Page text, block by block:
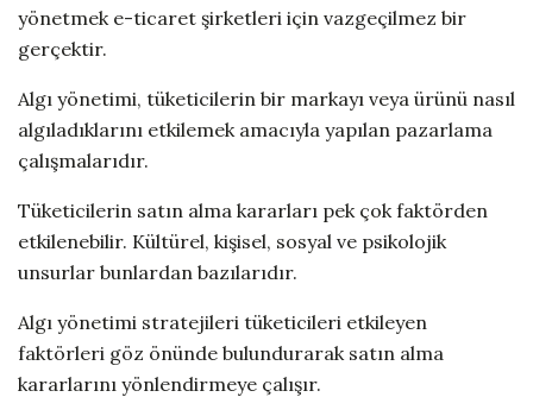
yönetmek e-ticaret şirketleri için vazgeçilmez bir
gerçektir.
Algı yönetimi, tüketicilerin bir markayı veya ürünü nasıl
algıladıklarını etkilemek amacıyla yapılan pazarlama
çalışmalarıdır.
Tüketicilerin satın alma kararları pek çok faktörden
etkilenebilir. Kültürel, kişisel, sosyal ve psikolojik
unsurlar bunlardan bazılarıdır.
Algı yönetimi stratejileri tüketicileri etkileyen
faktörleri göz önünde bulundurarak satın alma
kararlarını yönlendirmeye çalışır.